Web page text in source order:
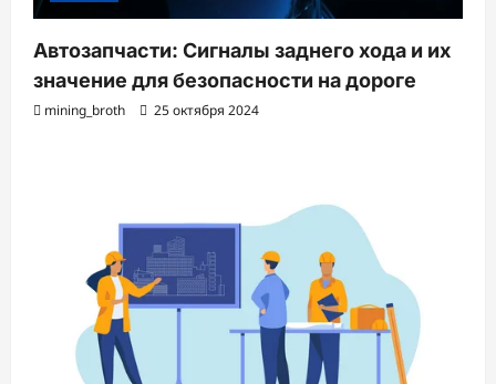
Автозапчасти: Сигналы заднего хода и их
значение для безопасности на дороге
mining_broth 25 октября 2024